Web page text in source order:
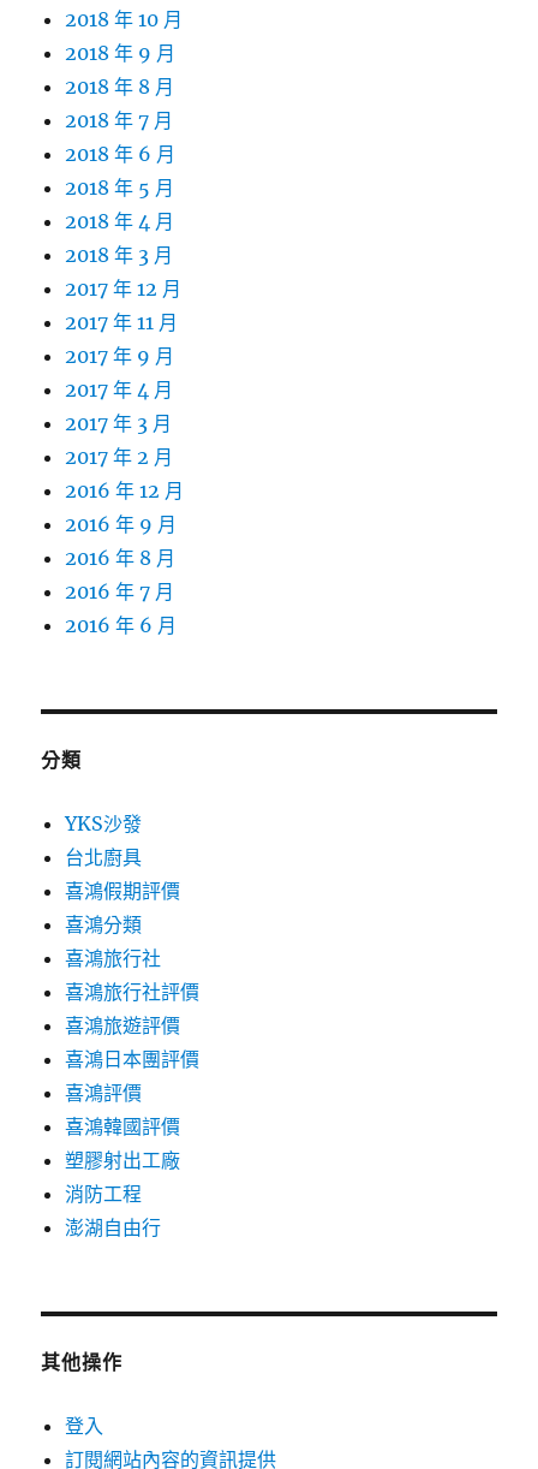
2018 年 10 月
2018 年 9 月
2018 年 8 月
2018 年 7 月
2018 年 6 月
2018 年 5 月
2018 年 4 月
2018 年 3 月
2017 年 12 月
2017 年 11 月
2017 年 9 月
2017 年 4 月
2017 年 3 月
2017 年 2 月
2016 年 12 月
2016 年 9 月
2016 年 8 月
2016 年 7 月
2016 年 6 月
分類
YKS沙發
台北廚具
喜鴻假期評價
喜鴻分類
喜鴻旅行社
喜鴻旅行社評價
喜鴻旅遊評價
喜鴻日本團評價
喜鴻評價
喜鴻韓國評價
塑膠射出工廠
消防工程
澎湖自由行
其他操作
登入
訂閱網站內容的資訊提供